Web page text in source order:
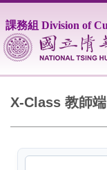
到
主
要
區
課務組 Division of
X-Class 教師端